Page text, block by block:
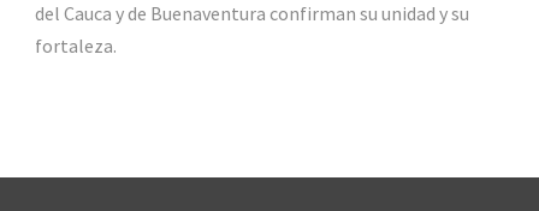
del Cauca y de Buenaventura confirman su unidad y su
fortaleza.